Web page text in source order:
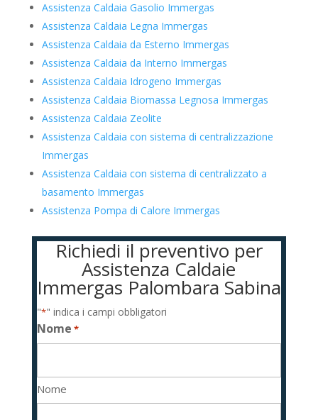
Assistenza Caldaia Gasolio Immergas
Assistenza Caldaia Legna Immergas
Assistenza Caldaia da Esterno Immergas
Assistenza Caldaia da Interno Immergas
Assistenza Caldaia Idrogeno Immergas
Assistenza Caldaia Biomassa Legnosa Immergas
Assistenza Caldaia Zeolite
Assistenza Caldaia con sistema di centralizzazione
Immergas
Assistenza Caldaia con sistema di centralizzato a
basamento Immergas
Assistenza Pompa di Calore Immergas
Richiedi il preventivo per
Assistenza Caldaie
Immergas Palombara Sabina
"*" indica i campi obbligatori
Nome *
Nome